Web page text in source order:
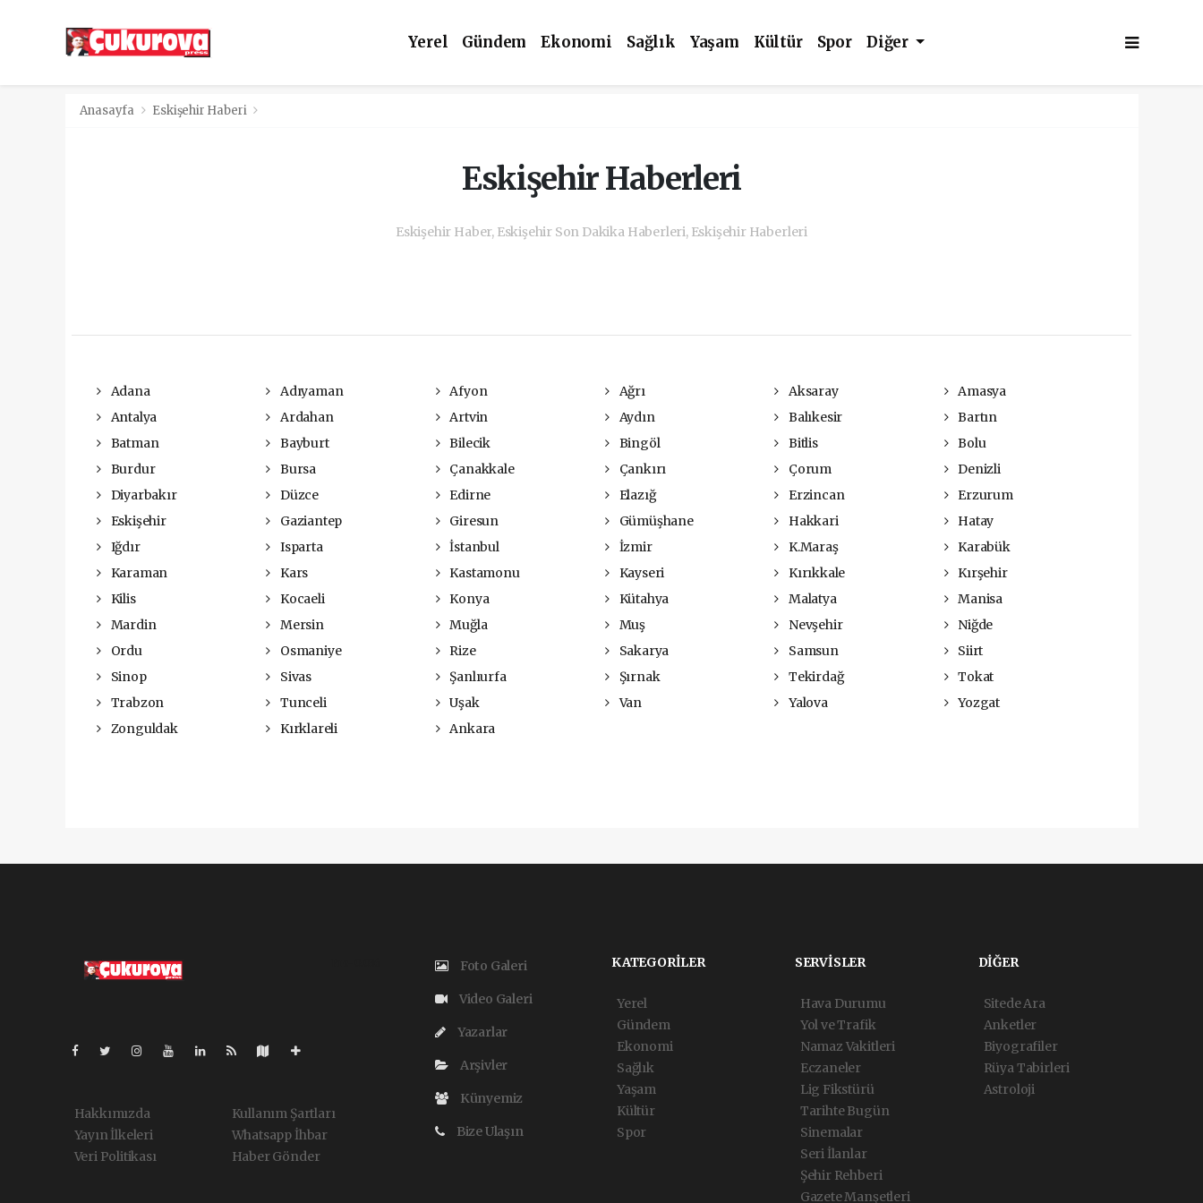
Yerel Gündem Ekonomi Sağlık Yaşam Kültür Spor Diğer
Anasayfa Eskişehir Haberi
Eskişehir Haberleri
Eskişehir Haber, Eskişehir Son Dakika Haberleri, Eskişehir Haberleri
Adana Adıyaman Afyon Ağrı Aksaray
Amasya
Antalya
Ardahan Artvin Aydın Balıkesir
Bartın
Batman
Bayburt Bilecik Bingöl Bitlis
Bolu
Burdur
Bursa Çanakkale Çankırı Çorum
Denizli
Diyarbakır
Düzce Edirne Elazığ Erzincan
Erzurum
Eskişehir
Gaziantep Giresun Gümüşhane Hakkari
Hatay
Iğdır
Isparta İstanbul İzmir K.Maraş
Karabük
Karaman
Kars Kastamonu Kayseri Kırıkkale
Kırşehir
Kilis
Kocaeli Konya Kütahya Malatya
Manisa
Mardin
Mersin Muğla Muş Nevşehir
Niğde
Ordu
Osmaniye Rize Sakarya Samsun
Siirt
Sinop
Sivas Şanlıurfa Şırnak Tekirdağ
Tokat
Trabzon
Tunceli Uşak Van Yalova
Yozgat
Zonguldak
Kırklareli Ankara
Hakkımızda
Yayın İlkeleri
Veri Politikası
Kullanım Şartları
Whatsapp İhbar
Haber Gönder
Foto Galeri
Video Galeri
Yazarlar
Arşivler
Künyemiz
Bize Ulaşın
KATEGORİLER
Yerel
Gündem
Ekonomi
Sağlık
Yaşam
Kültür
Spor
SERVİSLER
Hava Durumu
Yol ve Trafik
Namaz Vakitleri
Eczaneler
Lig Fikstürü
Tarihte Bugün
Sinemalar
Seri İlanlar
Şehir Rehberi
Gazete Manşetleri
DİĞER
Sitede Ara
Anketler
Biyografiler
Rüya Tabirleri
Astroloji